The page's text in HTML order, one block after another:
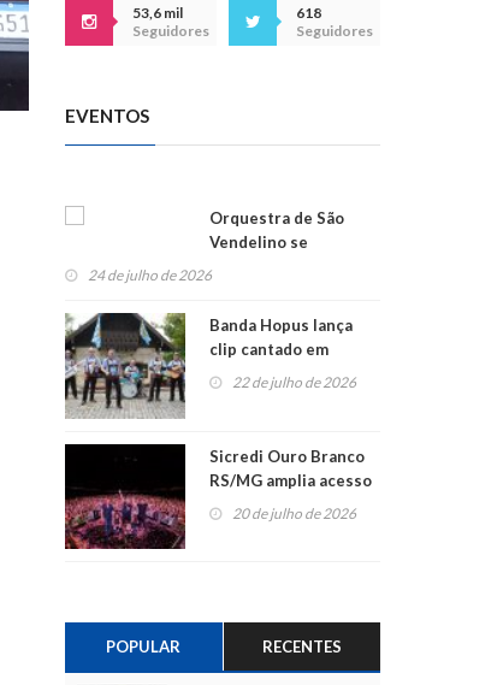
53,6 mil
Seguidores
618
Seguidores
EVENTOS
Orquestra de São
Vendelino se
apresenta na
24 de julho de 2026
Banda Hopus lança
clip cantado em
alemão e inglês
22 de julho de 2026
Sicredi Ouro Branco
RS/MG amplia acesso
ao show dos 45 anos
para mais associados
20 de julho de 2026
POPULAR RECENTES